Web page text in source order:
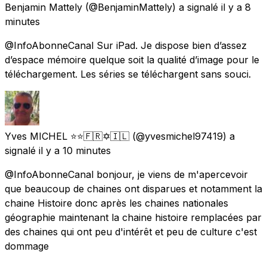
Benjamin Mattely (@BenjaminMattely) a signalé il y a 8
minutes
@InfoAbonneCanal Sur iPad. Je dispose bien d’assez
d’espace mémoire quelque soit la qualité d’image pour le
téléchargement. Les séries se téléchargent sans souci.
Yves MICHEL ⭐️⭐️🇫🇷✡️🇮🇱 (@yvesmichel97419) a
signalé il y a 10 minutes
@InfoAbonneCanal bonjour, je viens de m'apercevoir
que beaucoup de chaines ont disparues et notamment la
chaine Histoire donc après les chaines nationales
géographie maintenant la chaine histoire remplacées par
des chaines qui ont peu d'intérêt et peu de culture c'est
dommage